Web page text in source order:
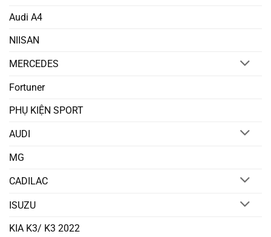
Audi A4
NIISAN
MERCEDES
Fortuner
PHỤ KIỆN SPORT
AUDI
MG
CADILAC
ISUZU
KIA K3/ K3 2022